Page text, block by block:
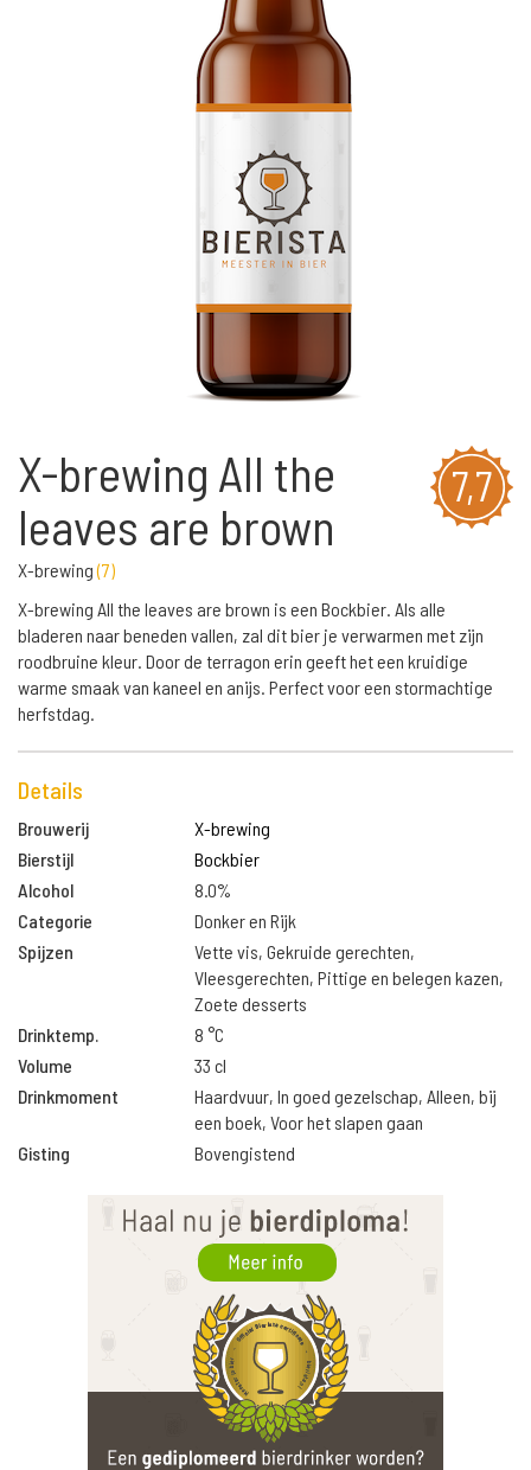
7,7
X-brewing All the
leaves are brown
X-brewing(7)
X-brewing All the leaves are brown is een Bockbier. Als alle
bladeren naar beneden vallen, zal dit bier je verwarmen met zijn
roodbruine kleur. Door de terragon erin geeft het een kruidige
warme smaak van kaneel en anijs. Perfect voor een stormachtige
herfstdag.
Details
Brouwerij
X-brewing
Bierstijl
Bockbier
Alcohol
8.0%
Categorie
Donker en Rijk
Spijzen
Vette vis, Gekruide gerechten,
Vleesgerechten, Pittige en belegen kazen,
Zoete desserts
Drinktemp.
8 °C
Volume
33 cl
Drinkmoment
Haardvuur, In goed gezelschap, Alleen, bij
een boek, Voor het slapen gaan
Gisting
Bovengistend